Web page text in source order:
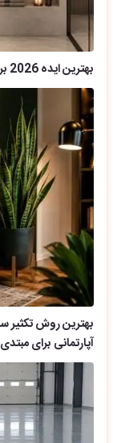
بهترین ایده 2026 برای شلف حمام؛ از مدل های ساده تا مدرن
بهترین روش تکثیر
آپارتمانی برای